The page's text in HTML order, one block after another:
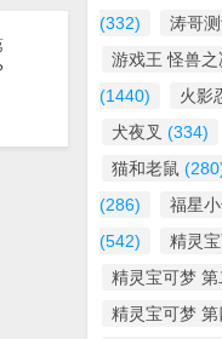
(332)
涛哥
游戏王 怪兽之
(1440)
火影
犬夜叉 (334)
猫和老鼠
(286)
福星
(542)
精灵
精灵宝可梦 第
精灵宝可梦 第